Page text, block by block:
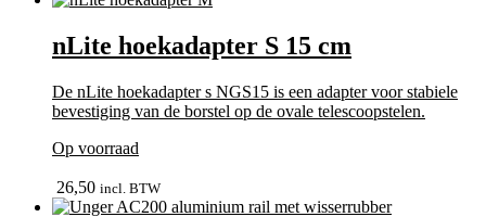
nLite hoekadapter S 15 cm
De nLite hoekadapter s NGS15 is een adapter voor stabiele
bevestiging van de borstel op de ovale telescoopstelen.
Op voorraad
26,50 incl. BTW